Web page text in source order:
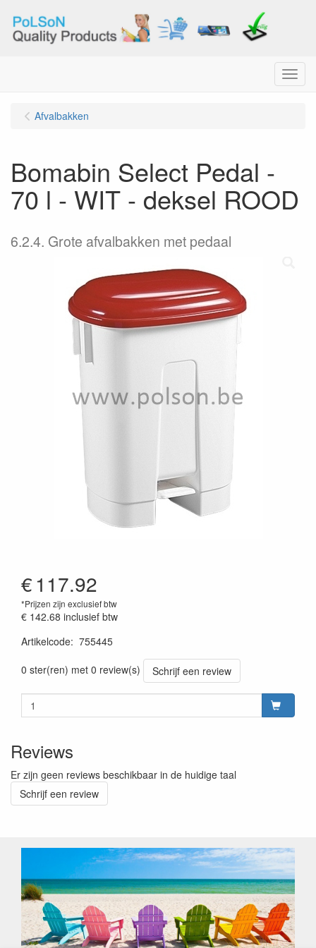
Menu
Afvalbakken
Bomabin Select Pedal -
70 l - WIT - deksel ROOD
6.2.4. Grote afvalbakken met pedaal
€117.92
*Prijzen zijn exclusief btw
€ 142.68 inclusief btw
Artikelcode: 755445
0 ster(ren) met 0 review(s)
Schrijf een review
Reviews
Er zijn geen reviews beschikbaar in de huidige taal
Schrijf een review